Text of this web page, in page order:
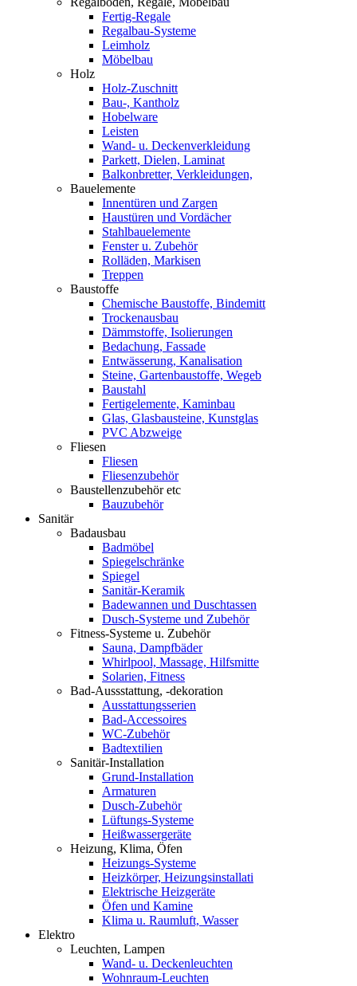
Fertig-Regale
Regalbau-Systeme
Leimholz
Möbelbau
Holz
Holz-Zuschnitt
Bau-, Kantholz
Hobelware
Leisten
Wand- u. Deckenverkleidung
Parkett, Dielen, Laminat
Balkonbretter, Verkleidungen,
Bauelemente
Innentüren und Zargen
Haustüren und Vordächer
Stahlbauelemente
Fenster u. Zubehör
Rolläden, Markisen
Treppen
Baustoffe
Chemische Baustoffe, Bindemitt
Trockenausbau
Dämmstoffe, Isolierungen
Bedachung, Fassade
Entwässerung, Kanalisation
Steine, Gartenbaustoffe, Wegeb
Baustahl
Fertigelemente, Kaminbau
Glas, Glasbausteine, Kunstglas
PVC Abzweige
Fliesen
Fliesen
Fliesenzubehör
Baustellenzubehör etc
Bauzubehör
Sanitär
Badausbau
Badmöbel
Spiegelschränke
Spiegel
Sanitär-Keramik
Badewannen und Duschtassen
Dusch-Systeme und Zubehör
Fitness-Systeme u. Zubehör
Sauna, Dampfbäder
Whirlpool, Massage, Hilfsmitte
Solarien, Fitness
Bad-Aussstattung, -dekoration
Ausstattungsserien
Bad-Accessoires
WC-Zubehör
Badtextilien
Sanitär-Installation
Grund-Installation
Armaturen
Dusch-Zubehör
Lüftungs-Systeme
Heißwassergeräte
Heizung, Klima, Öfen
Heizungs-Systeme
Heizkörper, Heizungsinstallati
Elektrische Heizgeräte
Öfen und Kamine
Klima u. Raumluft, Wasser
Elektro
Leuchten, Lampen
Wand- u. Deckenleuchten
Wohnraum-Leuchten